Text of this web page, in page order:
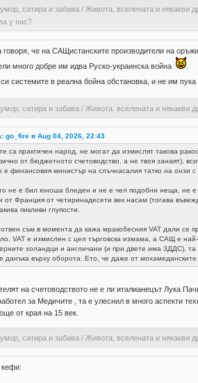
сатира и забава / Живота, вселената и някакви
у нас?
говоря, че на САЩистанските производители на
много добре им идва Руско-украинска война
.
си системите в реална бойна обстановка, и не им
сатира и забава / Живота, вселената и някакви
go_fire в Aug 04, 2026, 22:43
са практичен народ, не могат да измислят такова
от бюджетното счетоводство, а не твоя занаят),
е финансовия министър на слъчнасалия татко на онзи
не е бил юноша бледен и не е чел подобни неща, не е
от Франция от четиринадесети век насам (тогава
пикливи глупости.
съм в момента да кажа мракобесния VAT дали се
VAT e измислен с цел търговска измама, а САЩ е
холандци и англичани (и при двете има ЗДДС),
данъка върху оборота. Ето, че даже от
на счетоводството не е ли италианецът Лука
за Медичите , та е улеснил в много аспекти
от края на 15 век.
сатира и забава / Живота, вселената и някакви